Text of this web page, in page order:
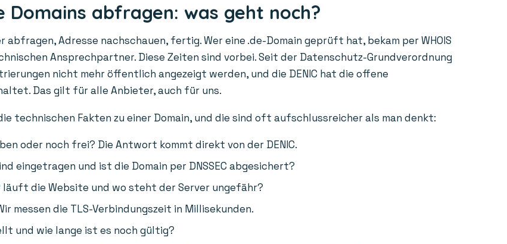
Domains abfragen: was geht noch?
abfragen, Adresse nachschauen, fertig. Wer eine .de-Domain geprüft hat, bekam per WHOIS
Ansprechpartner. Diese Zeiten sind vorbei. Seit der Datenschutz-Grundverordnung
nicht mehr öffentlich angezeigt werden, und die DENIC hat die offene
Das gilt für alle Anbieter, auch für uns.
technischen Fakten zu einer Domain, und die sind oft aufschlussreicher als man denkt:
oder noch frei? Die Antwort kommt direkt von der DENIC.
eingetragen und ist die Domain per DNSSEC abgesichert?
läuft die Website und wo steht der Server ungefähr?
messen die TLS-Verbindungszeit in Millisekunden.
und wie lange ist es noch gültig?